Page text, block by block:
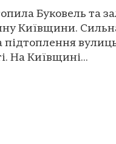
Буковель та
Київщини.
На Київщині...